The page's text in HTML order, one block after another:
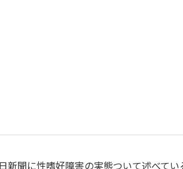
新聞に性嗜好障害の実態ついて述べて